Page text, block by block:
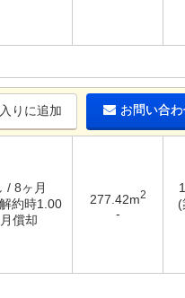
りに追加 お問い合
/ 8ヶ月
約時1.00
償却
277.42m2
-
(